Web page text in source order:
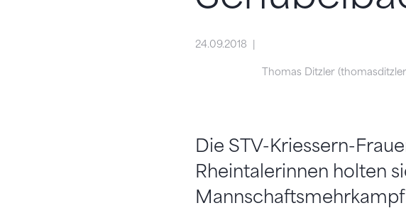
24.09.2018
Thomas Ditzler
Die STV-Kriessern-
Rheintalerinnen holten